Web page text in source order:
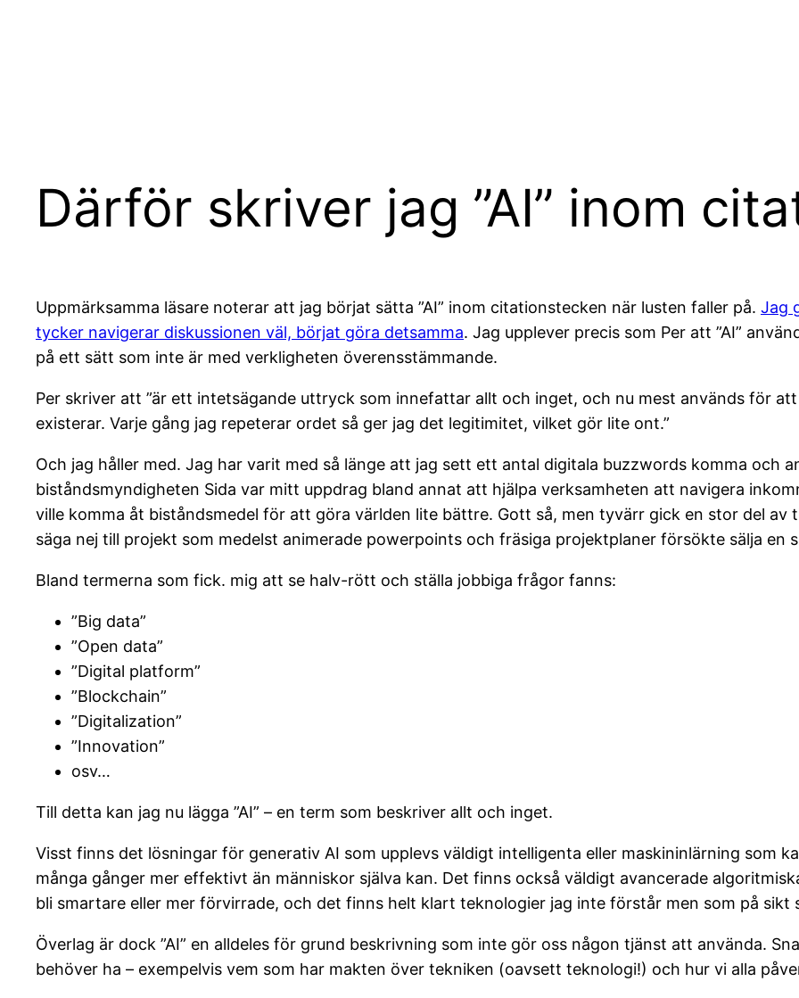
Därför skriver jag ”AI” inom
Uppmärksamma läsare noterar att jag börjat sätta ”AI” inom citationstecken när lusten faller på. Jag
tycker navigerar diskussionen väl, börjat göra detsamma. Jag upplever precis som Per att ”AI”
på ett sätt som inte är med verkligheten överensstämmande.
Per skriver att ”är ett intetsägande uttryck som innefattar allt och inget, och nu mest används för
existerar. Varje gång jag repeterar ordet så ger jag det legitimitet, vilket gör lite ont.”
Och jag håller med. Jag har varit med så länge att jag sett ett antal digitala buzzwords komma och
biståndsmyndigheten Sida var mitt uppdrag bland annat att hjälpa verksamheten att navigera
ville komma åt biståndsmedel för att göra världen lite bättre. Gott så, men tyvärr gick en stor del
säga nej till projekt som medelst animerade powerpoints och fräsiga projektplaner försökte sälja en
Bland termerna som fick. mig att se halv-rött och ställa jobbiga frågor fanns:
”Big data”
”Open data”
”Digital platform”
”Blockchain”
”Digitalization”
”Innovation”
osv…
Till detta kan jag nu lägga ”AI” – en term som beskriver allt och inget.
Visst finns det lösningar för generativ AI som upplevs väldigt intelligenta eller maskininlärning som
många gånger mer effektivt än människor själva kan. Det finns också väldigt avancerade
bli smartare eller mer förvirrade, och det finns helt klart teknologier jag inte förstår men som på
Överlag är dock ”AI” en alldeles för grund beskrivning som inte gör oss någon tjänst att använda.
behöver ha – exempelvis vem som har makten över tekniken (oavsett teknologi!) och hur vi alla